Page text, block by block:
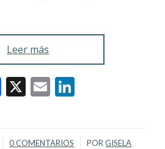
Leer más
Facebook
X EmailLinkedIn
0 COMENTARIOS
/ PORGISELA